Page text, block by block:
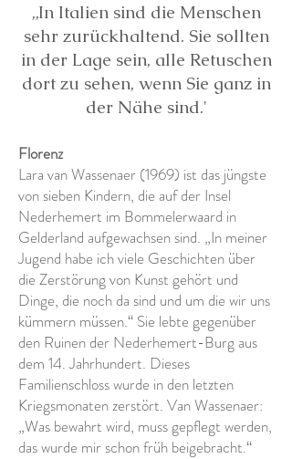
„In Italien sind die Menschen
sehr zurückhaltend. Sie sollten
in der Lage sein, alle Retuschen
dort zu sehen, wenn Sie ganz in
der Nähe sind.'
Florenz
Lara van Wassenaer (1969) ist das jüngste
von sieben Kindern, die auf der Insel
Nederhemert im Bommelerwaard in
Gelderland aufgewachsen sind. „In meiner
Jugend habe ich viele Geschichten über
die Zerstörung von Kunst gehört und
Dinge, die noch da sind und um die wir uns
kümmern müssen.“ Sie lebte gegenüber
den Ruinen der Nederhemert-Burg aus
dem 14. Jahrhundert. Dieses
Familienschloss wurde in den letzten
Kriegsmonaten zerstört. Van Wassenaer:
„Was bewahrt wird, muss gepflegt werden,
das wurde mir schon früh beigebracht.“